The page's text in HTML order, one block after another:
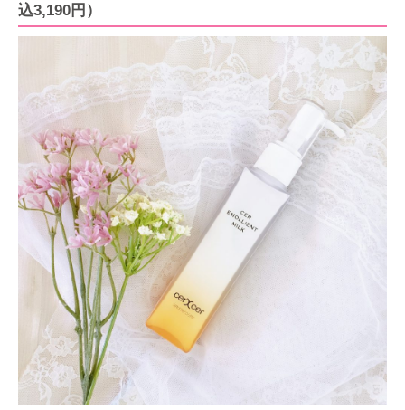
込3,190円）